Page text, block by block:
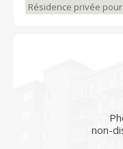
Résidence privée
non-